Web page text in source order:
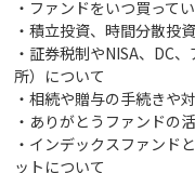
・ファンドをいつ買って
・積立投資、時間分散投
・証券税制やNISA、DC
所）について
・相続や贈与の手続きや
・ありがとうファンドの
・インデックスファンド
ットについて